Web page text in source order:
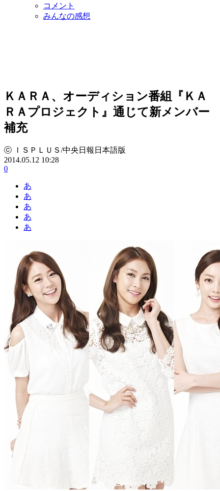
コメント
みんなの感想
ＫＡＲＡ、オーディション番組『ＫＡ
ＲＡプロジェクト』通じて新メンバー
補充
ⓒ ＩＳＰＬＵＳ/中央日報日本語版
2014.05.12 10:28
0
あ
あ
あ
あ
あ